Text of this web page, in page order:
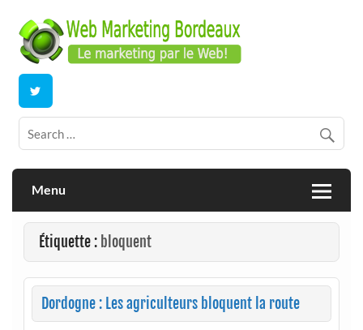
content
Webmarketing Bordeaux
E-commerce | ERP/CRM Dolibarr | Bordeaux
Menu
Étiquette : bloquent
Dordogne : Les agriculteurs bloquent la route